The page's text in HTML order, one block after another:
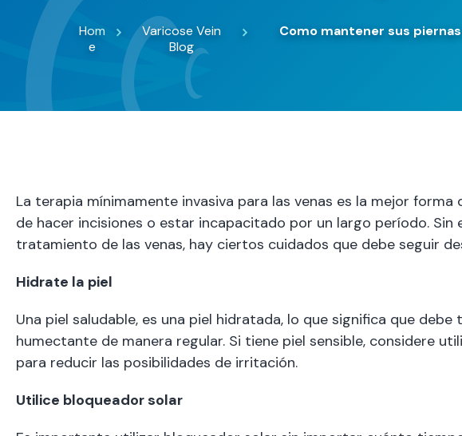
Hom
e
Varicose Vein
Blog
Como mantener sus
La terapia mínimamente invasiva para las venas es la mejor forma
de hacer incisiones o estar incapacitado por un largo período.
tratamiento de las venas, hay ciertos cuidados que debe seguir
Hidrate la piel
Una piel saludable, es una piel hidratada, lo que significa que
humectante de manera regular. Si tiene piel sensible, considere
para reducir las posibilidades de irritación.
Utilice bloqueador solar